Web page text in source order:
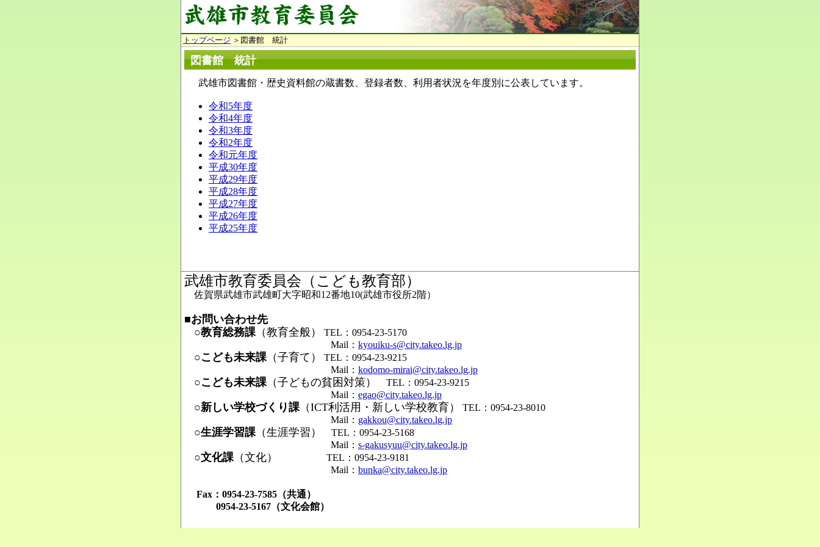
トップページ ＞図書館 統計
図書館 統計
武雄市図書館・歴史資料館の蔵書数、登録者数、利用者状況を年度別に公表しています。
令和5年度
令和4年度
令和3年度
令和2年度
令和元年度
平成30年度
平成29年度
平成28年度
平成27年度
平成26年度
平成25年度
武雄市教育委員会（こども教育部）
佐賀県武雄市武雄町大字昭和12番地10(武雄市役所2階）
■お問い合わせ先
○教育総務課（教育全般）
TEL：0954-23-5170
Mail： kyouiku-s@city.takeo.lg.jp
○こども未来課（子育て）
TEL：0954-23-9215
Mail： kodomo-mirai@city.takeo.lg.jp
○こども未来課（子どもの貧困対策）
TEL：0954-23-9215
Mail： egao@city.takeo.lg.jp
○新しい学校づくり課（ICT利活用・新しい学校教育）
TEL：0954-23-8010
Mail： gakkou@city.takeo.lg.jp
○生涯学習課（生涯学習）
TEL：0954-23-5168
Mail： s-gakusyuu@city.takeo.lg.jp
○文化課（文化）
TEL：0954-23-9181
Mail： bunka@city.takeo.lg.jp
Fax：0954-23-7585（共通）
0954-23-5167（文化会館）